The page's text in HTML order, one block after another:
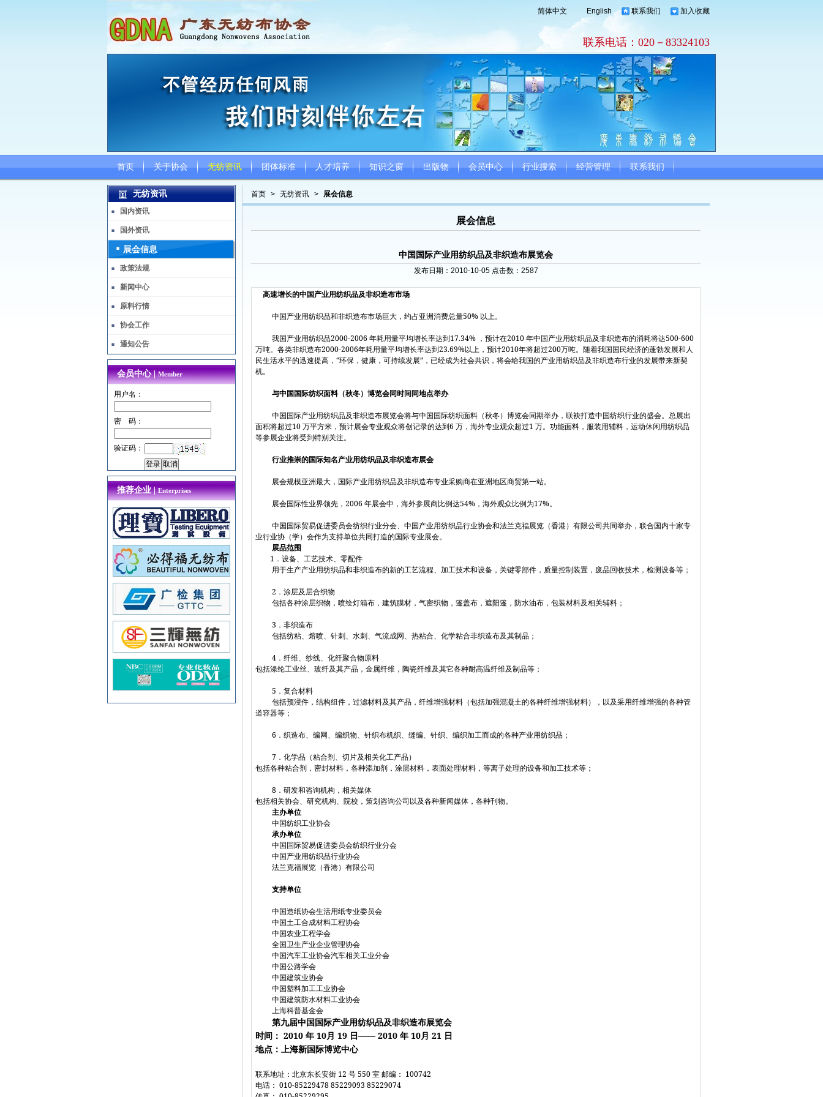
简体中文 English 联系我们 加入收藏
联系电话：020－83324103
首页 关于协会 无纺资讯 团体标准 人才培养 知识之窗 出版物 会员中心 行业搜索 经营管理 联系我们
首页 > 无纺资讯 > 展会信息
展会信息
中国国际产业用纺织品及非织造布展览会
发布日期：2010-10-05 点击数： 2587
高速增长的中国产业用纺织品及非织造布市场
中国产业用纺织品和非织造布市场巨大，约占亚洲消费总量50% 以上。
我国产业用纺织品2000-2006 年耗用量平均增长率达到 17.34% ，预计在2010 年中国产业用纺织品及非织造布的消耗将达500-600
万吨。各类非织造布2000-2006年耗用量平均增长率达到 23.69%以上，预计2010年将超过200万吨。随着我国国民经济的蓬勃发展和人
民生活水平的迅速提高， “环保，健康，可持续发展” ，已经成为社会共识，将会给我国的产业用纺织品及非织造布行业的发展带来新契
机。
与中国国际纺织面料（秋冬）博览会同时间同地点举办
中国国际产业用纺织品及非织造布展览会将与中国国际纺织面料（秋冬）博览会同期举办，联袂打造中国纺织行业的盛会。总展出
面积将超过10 万平方米，预计展会专业观众将创记录的达到 6 万，海外专业观众超过1 万。功能面料，服装用辅料，运动休闲用纺织品
等参展企业将受到特别关注。
行业推崇的国际知名产业用纺织品及非织造布展会
展会规模亚洲最大，国际产业用纺织品及非织造布专业采购商在亚洲地区商贸第一站。
展会国际性业界领先， 2006 年展会中，海外参展商比例达54% ，海外观众比例为17%。
中国国际贸易促进委员会纺织行业分会、中国产业用纺织品行业协会和法兰克福展览（香港）有限公司共同举办，联合国内十家专
业行业协（学）会作为支持单位共同打造的国际专业展会。
展品范围
1 ．设备、工艺技术、零配件
用于生产产业用纺织品和非织造布的新的工艺流程、加工技术和设备，关键零部件，质量控制装置，废品回收技术，检测设备等；
2 ．涂层及层合织物
包括各种涂层织物，喷绘灯箱布，建筑膜材，气密织物，篷盖布，遮阳篷，防水油布，包装材料及相关辅料；
3 ．非织造布
包括纺粘、熔喷、针刺、水刺、气流成网、热粘合、化学粘合非织造布及其制品；
4 ．纤维、纱线、化纤聚合物原料
包括涤纶工业丝、玻纤及其产品，金属纤维，陶瓷纤维及其它各种耐高温纤维及制品等；
5 ．复合材料
包括预浸件，结构组件，过滤材料及其产品，纤维增强材料（包括加强混凝土的各种纤维增强材料），以及采用纤维增强的各种管
道容器等；
6 ．织造布、编网、编织物、针织布机织、缝编、针织、编织加工而成的各种产业用纺织品；
7 ．化学品（粘合剂、切片及相关化工产品）
包括各种粘合剂，密封材料，各种添加剂，涂层材料，表面处理材料，等离子处理的设备和加工技术等；
8 ．研发和咨询机构，相关媒体
包括相关协会、研究机构、院校，策划咨询公司以及各种新闻媒体，各种刊物。
主办单位
中国纺织工业协会
承办单位
中国国际贸易促进委员会纺织行业分会
中国产业用纺织品行业协会
法兰克福展览（香港）有限公司
支持单位
中国造纸协会生活用纸专业委员会
中国土工合成材料工程协会
中国农业工程学会
全国卫生产业企业管理协会
中国汽车工业协会汽车相关工业分会
中国公路学会
中国建筑业协会
中国塑料加工工业协会
中国建筑防水材料工业协会
上海科普基金会
第九届中国国际产业用纺织品及非织造布展览会
时间： 2010 年 10月 19 日 —— 2010 年 10月 21 日
地点：上海新国际博览中心
联系地址：北京东长安街 12 号 550 室 邮编： 100742
电话： 010-85229478 85229093 85229074
无纺资讯
国内资讯
国外资讯
展会信息
政策法规
新闻中心
原料行情
协会工作
通知公告
会员中心 |Member
用户名：
密 码：
验证码：
推荐企业 |Enterprises